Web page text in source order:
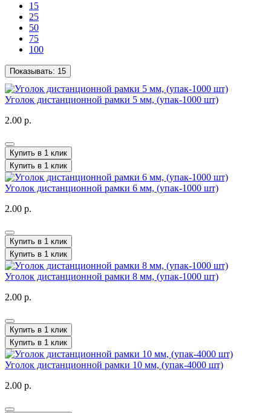
15
25
50
75
100
Показывать: 15
Уголок дистанционной рамки 5 мм, (упак-1000 шт)
2.00 р.
Купить в 1 клик
Купить в 1 клик
Уголок дистанционной рамки 6 мм, (упак-1000 шт)
2.00 р.
Купить в 1 клик
Купить в 1 клик
Уголок дистанционной рамки 8 мм, (упак-1000 шт)
2.00 р.
Купить в 1 клик
Купить в 1 клик
Уголок дистанционной рамки 10 мм, (упак-4000 шт)
2.00 р.